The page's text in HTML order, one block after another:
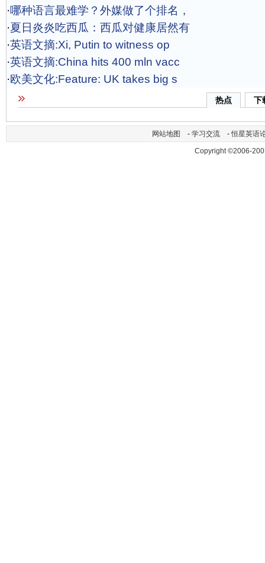
·哪种语言最难学？外媒做了个排名，
·夏日炎炎吃西瓜：西瓜对健康居然有
·英语文摘:Xi, Putin to witness op
·英语文摘:China hits 400 mln vacc
·欧美文化:Feature: UK takes big s
热点 下
网站地图 - 学习交流 -恒星英语
Copyright ©2006-